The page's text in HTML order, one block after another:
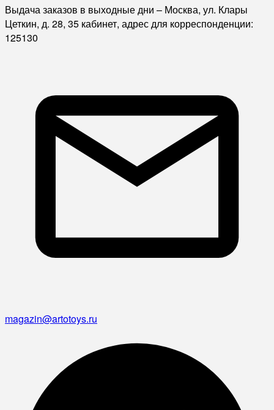
Выдача заказов в выходные дни – Москва, ул. Клары
Цеткин, д. 28, 35 кабинет, адрес для корреспонденции:
125130
magazin@artotoys.ru